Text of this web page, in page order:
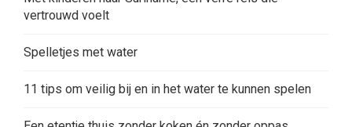
vertrouwd voelt
Spelletjes met water
11 tips om veilig bij en in het water te kunnen spelen